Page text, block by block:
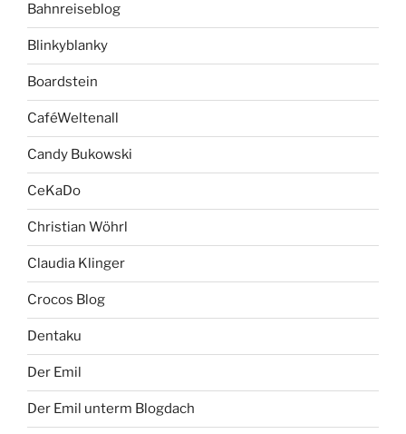
Bahnreiseblog
Blinkyblanky
Boardstein
CaféWeltenall
Candy Bukowski
CeKaDo
Christian Wöhrl
Claudia Klinger
Crocos Blog
Dentaku
Der Emil
Der Emil unterm Blogdach